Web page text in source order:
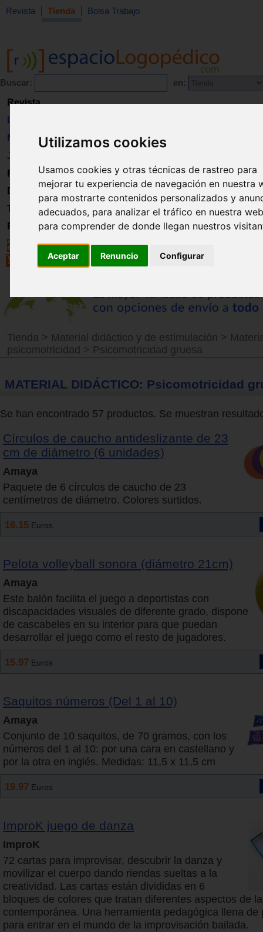
Utilizamos cookies
Usamos cookies y otras técnicas de rastreo para
mejorar tu experiencia de navegación en nuestra
para mostrarte contenidos personalizados y
adecuados, para analizar el tráfico en nuestra
para comprender de donde llegan nuestros
Aceptar Renuncio Configurar
Revista Tienda Bolsa Trabajo
Buscar: en:
Revista
Libros
Material
Juguetes
Formación
Directorio
Trabajo
Registro
Tienda > Material didáctico y de estimulación >
psicomotricidad > Psicomotricidad gruesa
MATERIAL DIDÁCTICO: Psicomotricidad
Se han encontrado 57 productos. Se muestran
Círculos de caucho antideslizante de 23
cm de diámetro (6 unidades)
Amaya
Paquete de 6 círculos de caucho de 23
centímetros de diámetro. Colores surtidos.
16.15 Euros
Pelota volleyball sonora (diámetro 21cm)
Amaya
Este balón facilita el juego a deportistas con
discapacidades visuales de diferente grado, dispone
de cascabeles en su interior para que puedan
desarrollar el juego como el resto de jugadores.
15.97 Euros
Saquitos números (Del 1 al 10)
Amaya
Conjunto de 10 saquitos, de 70 gramos, con los
números del 1 al 10: por una cara en castellano y
por la otra en inglés. Medidas: 11,5 x 11,5 cm
19.97 Euros
ImproK juego de danza
ImproK
72 cartas para improvisar, descubrir la danza y
movilizar el cuerpo dando riendas sueltas a la
creatividad. Las cartas están divididas en 6
bloques de colores que tratan diferentes aspectos de
contemporánea. Una herramienta pedagógica llena de
para entrar en el mundo de la improvisación bailada.